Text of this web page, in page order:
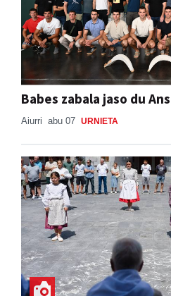
Babes zabala jaso du
Aiurri abu 07 URNIETA